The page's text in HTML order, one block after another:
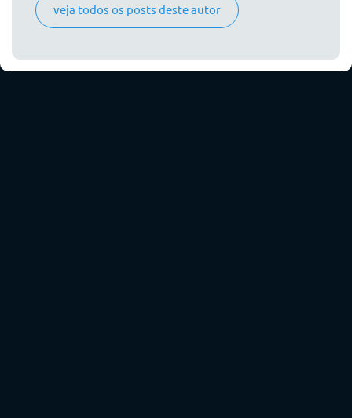
veja todos os posts deste autor